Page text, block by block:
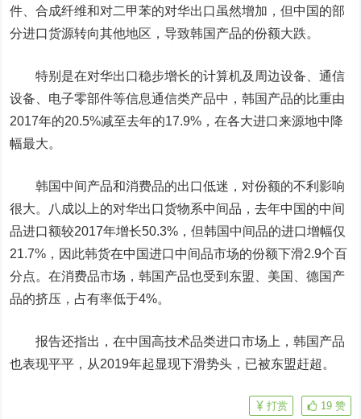
件、合成纤维和对二甲苯的对华出口虽然增加，但中国的部
分进口货源转向其他地区，导致韩国产品的份额大跌。
特别是在对华出口稳步增长的计算机及周边设备、通信
设备、电子零部件等信息通信类产品中，韩国产品的比重由
2017年的20.5%减至去年的17.9%，在各大进口来源地中降
幅最大。
韩国中间产品和消费品的出口低迷，对份额的不利影响
很大。八成以上的对华出口货物系中间品，去年中国的中间
品进口额较2017年增长50.3%，但韩国中间品的进口增幅仅
21.7%，因此韩货在中国进口中间品市场的份额下滑2.9个百
分点。在消费品市场，韩国产品也受到东盟、美国、德国产
品的挤压，占有率低于4%。
报告还指出，在中国高技术品类进口市场上，韩国产品
也表现平平，从2019年起显现下滑势头，已被东盟赶超。
19 赞
打赏